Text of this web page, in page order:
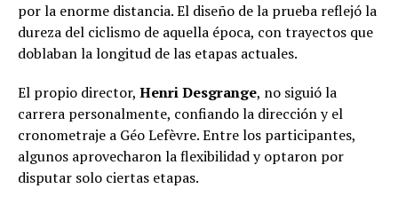
por la enorme distancia. El diseño de la prueba reflejó la
dureza del ciclismo de aquella época, con trayectos que
doblaban la longitud de las etapas actuales.
El propio director, Henri Desgrange, no siguió la
carrera personalmente, confiando la dirección y el
cronometraje a Géo Lefèvre. Entre los participantes,
algunos aprovecharon la flexibilidad y optaron por
disputar solo ciertas etapas.